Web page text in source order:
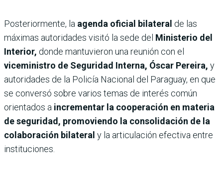
Posteriormente, la agenda oficial bilateral de las
máximas autoridades visitó la sede del Ministerio del
Interior, donde mantuvieron una reunión con el
viceministro de Seguridad Interna, Óscar Pereira, y
autoridades de la Policía Nacional del Paraguay, en que
se conversó sobre varios temas de interés común
orientados a incrementar la cooperación en materia
de seguridad, promoviendo la consolidación de la
colaboración bilateral y la articulación efectiva entre
instituciones.